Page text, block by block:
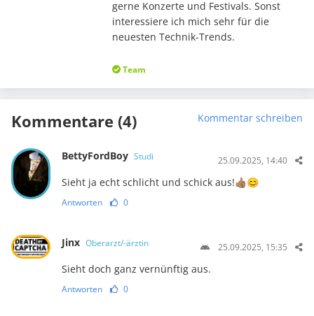
gerne Konzerte und Festivals. Sonst
interessiere ich mich sehr für die
neuesten Technik-Trends.
Team
Kommentare (4) Kommentar schreiben
BettyFordBoy Studi 25.09.2025, 14:40
Sieht ja echt schlicht und schick aus!👍🏽😊
Antworten 0
Jinx Oberarzt/-ärztin 25.09.2025, 15:35
Sieht doch ganz vernünftig aus.
Antworten 0